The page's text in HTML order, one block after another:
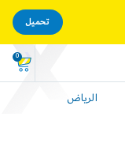
0
الرياض
تحميل